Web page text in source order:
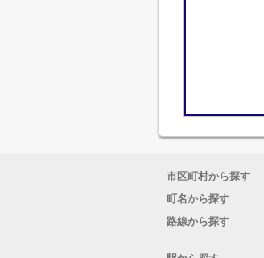
市区町村から探す
町名から探す
路線から探す